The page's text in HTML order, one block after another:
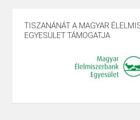
TISZANÁNÁT A MAGYAR
EGYESÜLET TÁMOGATJA.